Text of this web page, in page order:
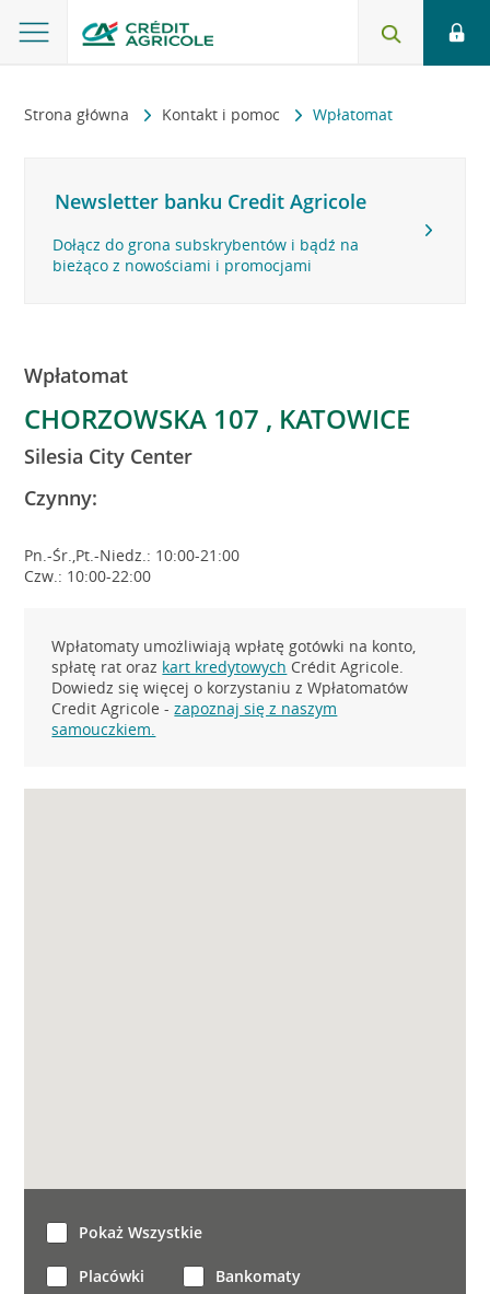
Strona główna Kontakt i pomoc Wpłatomat
Newsletter banku Credit Agricole
Dołącz do grona subskrybentów i bądź na
bieżąco z nowościami i promocjami
Wpłatomat
CHORZOWSKA 107 , KATOWICE
Silesia City Center
Czynny:
Pn.-Śr.,Pt.-Niedz.: 10:00-21:00
Czw.: 10:00-22:00
Wpłatomaty umożliwiają wpłatę gotówki na konto,
spłatę rat oraz kart kredytowych Crédit Agricole.
Dowiedz się więcej o korzystaniu z Wpłatomatów
Credit Agricole -zapoznaj się z naszym
samouczkiem.
Pokaż Wszystkie
Placówki Bankomaty